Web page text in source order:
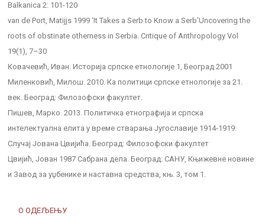
О ОДЕЉЕЊУ
Balkanica 2: 101-120
van de Port, Matijjs 1999 ‘It Takes a Serb to Know a Serb’Uncovering the
roots of obstinate otherness in Serbia. Critique of Anthropology Vol
19(1), 7–30
Ковачевић, Иван. Историја српске етнологије 1, Београд 2001
Миленковић, Милош. 2010. Ка политици српске етнологије за 21.
век. Београд: Филозофски факултет.
Пишев, Марко. 2013. Политичка етнографија и српска
интелектуална елита у време стварања Југославије 1914-1919:
Случај Јована Цвијића. Београд: Филозофски факултет
Цвијић, Јован 1987 Сабрана дела. Београд: САНУ, Књижевне новине
и Завод за уџбенике и наставна средства, књ. 3, том 1.